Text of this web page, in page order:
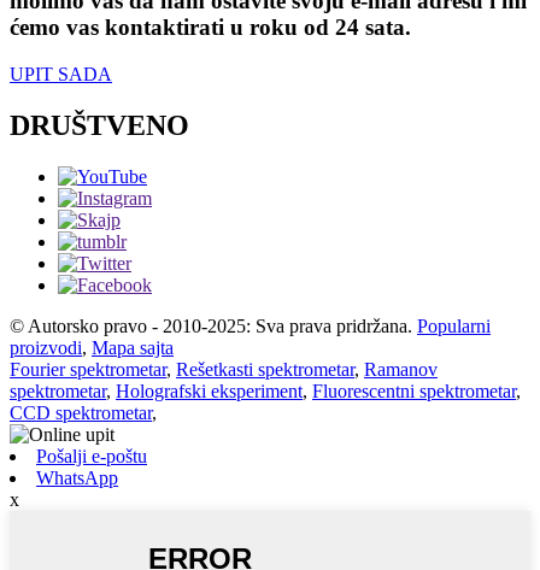
ćemo vas kontaktirati u roku od 24 sata.
UPIT SADA
DRUŠTVENO
© Autorsko pravo - 2010-2025: Sva prava pridržana. Popularni
proizvodi, Mapa sajta
Fourier spektrometar, Rešetkasti spektrometar, Ramanov
spektrometar, Holografski eksperiment, Fluorescentni spektrometar,
CCD spektrometar,
Pošalji e-poštu
WhatsApp
x